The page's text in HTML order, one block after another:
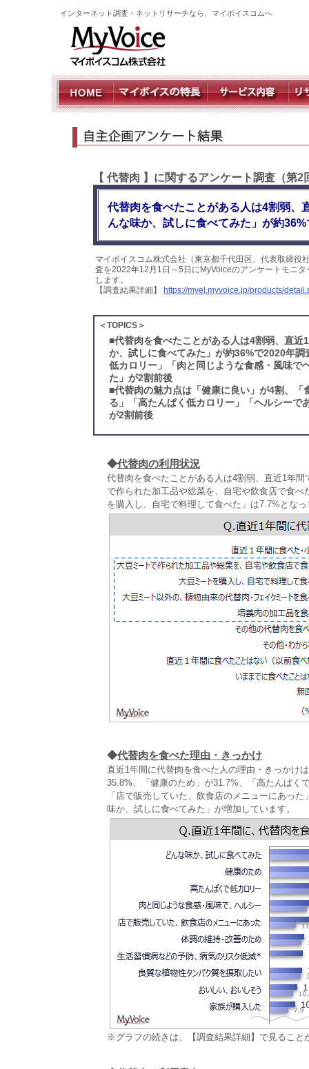
インターネット調査・ネットリサーチなら、マイボイスコムへ
【 代替肉 】に関するアンケート調査（第2
代替肉を食べたことがある人は4割弱、
んな味か、試しに食べてみた」が約
マイボイスコム株式会社（東京都千代田区、代表取締
査を2022年12月1日～5日にMyVoiceのアンケートモニ
します。
【調査結果詳細】
https://myel.myvoice.jp/products/
＜TOPICS＞
■代替肉を食べたことがある人は4割弱、直
か、試しに食べてみた」が約36%で2020年
低カロリー」「肉と同じような食感・風味で
た」が2割前後
■代替肉の魅力点は「健康に良い」が4割、
る」「高たんぱく低カロリー」「ヘルシーで
が2割前後
◆代替肉の利用状況
代替肉を食べたことがある人は4割弱、直近1年
で作られた加工品や総菜を、自宅や飲食店で食
を購入し、自宅で料理して食べた」は7.7%とな
◆代替肉を食べた理由・きっかけ
直近1年間に代替肉を食べた人の理由・きっかけ
35.8%、「健康のため」が31.7%、「高たんぱく
「店で販売していた、飲食店のメニューにあっ
味か、試しに食べてみた」が増加しています。
※グラフの続きは、【調査結果詳細】で見ること